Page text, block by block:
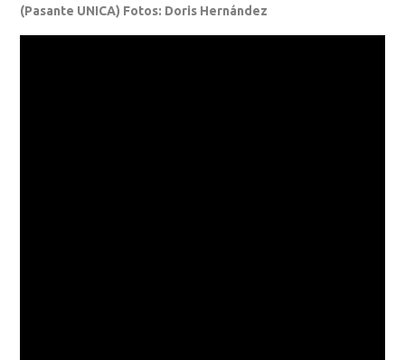
(Pasante UNICA) Fotos: Doris Hernández